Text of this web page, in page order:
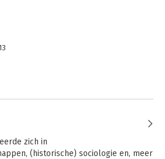
zich in
(historische) sociologie en, meer